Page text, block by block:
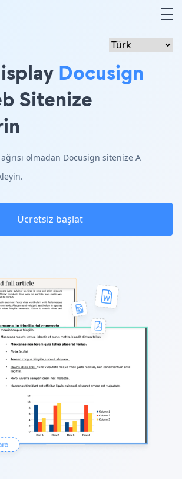
Docusign
Sitenize
olmadan Docusign sitenize A
Ücretsiz başlat